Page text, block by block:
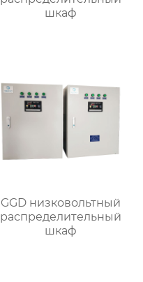
шкаф
GGD низковольтный
распределительный
шкаф